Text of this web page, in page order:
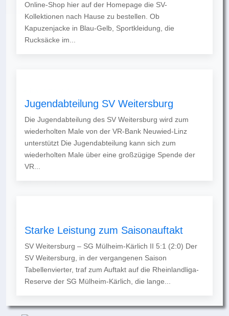
Online-Shop hier auf der Homepage die SV-
Kollektionen nach Hause zu bestellen. Ob
Kapuzenjacke in Blau-Gelb, Sportkleidung, die
Rucksäcke im...
Jugendabteilung SV Weitersburg
Die Jugendabteilung des SV Weitersburg wird zum
wiederholten Male von der VR-Bank Neuwied-Linz
unterstützt Die Jugendabteilung kann sich zum
wiederholten Male über eine großzügige Spende der
VR...
Starke Leistung zum Saisonauftakt
SV Weitersburg – SG Mülheim-Kärlich II 5:1 (2:0) Der
SV Weitersburg, in der vergangenen Saison
Tabellenvierter, traf zum Auftakt auf die Rheinlandliga-
Reserve der SG Mülheim-Kärlich, die lange...